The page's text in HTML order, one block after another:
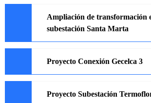
Ampliación de transformación
subestación Santa Marta
Proyecto Conexión Gecelca 3
Proyecto Subestación